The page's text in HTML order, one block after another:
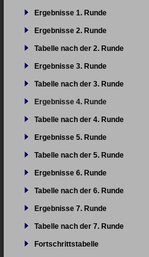
Ergebnisse 1. Runde
Ergebnisse 2. Runde
Tabelle nach der 2. Runde
Ergebnisse 3. Runde
Tabelle nach der 3. Runde
Ergebnisse 4. Runde
Tabelle nach der 4. Runde
Ergebnisse 5. Runde
Tabelle nach der 5. Runde
Ergebnisse 6. Runde
Tabelle nach der 6. Runde
Ergebnisse 7. Runde
Tabelle nach der 7. Runde
Fortschrittstabelle